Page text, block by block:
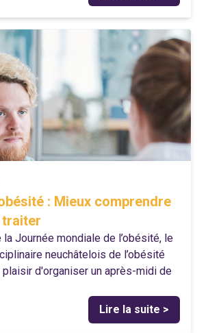
: Mieux comprendre
traiter
la Journée mondiale de l’obésité, le
neuchâtelois de l’obésité
plaisir d'organiser un après-midi de
Lire la suite >